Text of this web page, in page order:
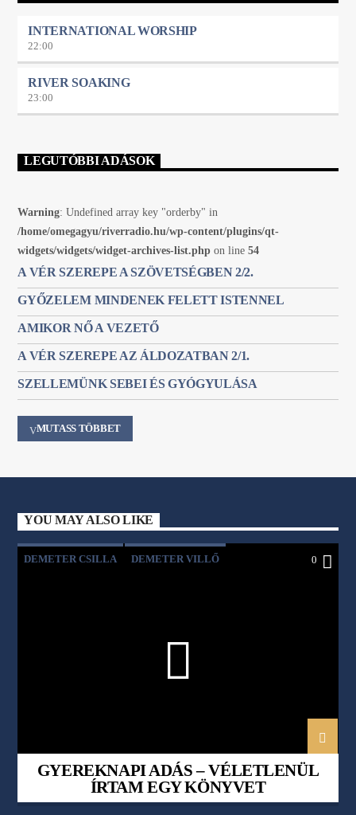
bátorításul szolgálnak, hogy minden hallgatónk a River Rádióban
Petra szavai szerint ez a két rádió napjainkban Noé bárkájaként
szolgál, mentőhajóként, különösen mert „ekkora reflektorfényt kap
a mennyből.” Hitem Szerint: adásban péntekenként 17h-tól,
ismétlés kedden 21h-tól.
INTERNATIONAL WORSHIP
22:00
RIVER SOAKING
23:00
LEGUTÓBBI ADÁSOK
Warning: Undefined array key "orderby" in
/home/omegagyu/riverradio.hu/wp-content/plugins/qt-
widgets/widgets/widget-archives-list.php on line54
A VÉR SZEREPE A SZÖVETSÉGBEN 2/2.
GYŐZELEM MINDENEK FELETT ISTENNEL
AMIKOR NŐ A VEZETŐ
A VÉR SZEREPE AZ ÁLDOZATBAN 2/1.
SZELLEMÜNK SEBEI ÉS GYÓGYULÁSA
MUTASS TÖBBET
YOU MAY ALSO LIKE
DEMETER CSILLA DEMETER VILLŐ
VÉLETLENÜL ÍRTAM EGY KÖNYVET
0
GYEREKNAPI ADÁS – VÉLETLENÜL
ÍRTAM EGY KÖNYVET